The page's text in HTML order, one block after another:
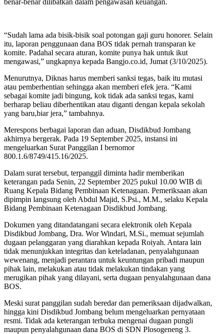
“Sudah lama ada bisik-bisik soal potongan gaji guru honorer. Selain
itu, laporan penggunaan dana BOS tidak pernah transparan ke
komite. Padahal secara aturan, komite punya hak untuk ikut
mengawasi,” ungkapnya kepada Bangjo.co.id, Jumat (3/10/2025).
Menurutnya, Diknas harus memberi sanksi tegas, baik itu mutasi
atau pemberhentian sehingga akan memberi efek jera. “Kami
sebagai komite jadi bingung, kok tidak ada sanksi tegas, kami
berharap beliau diberhentikan atau diganti dengan kepala sekolah
yang baru,biar jera,” tambahnya.
Merespons berbagai laporan dan aduan, Disdikbud Jombang
akhirnya bergerak. Pada 19 September 2025, instansi ini
mengeluarkan Surat Panggilan I bernomor
800.1.6/8749/415.16/2025.
Dalam surat tersebut, terpanggil diminta hadir memberikan
keterangan pada Senin, 22 September 2025 pukul 10.00 WIB di
Ruang Kepala Bidang Pembinaan Ketenagaan. Pemeriksaan akan
dipimpin langsung oleh Abdul Majid, S.Psi., M.M., selaku Kepala
Bidang Pembinaan Ketenagaan Disdikbud Jombang.
Dokumen yang ditandatangani secara elektronik oleh Kepala
Disdikbud Jombang, Dra. Wor Windari, M.Si., memuat sejumlah
dugaan pelanggaran yang diarahkan kepada Roiyah. Antara lain
tidak menunjukkan integritas dan keteladanan, penyalahgunaan
wewenang, menjadi perantara untuk keuntungan pribadi maupun
pihak lain, melakukan atau tidak melakukan tindakan yang
merugikan pihak yang dilayani, serta dugaan penyalahgunaan dana
BOS.
Meski surat panggilan sudah beredar dan pemeriksaan dijadwalkan,
hingga kini Disdikbud Jombang belum mengeluarkan pernyataan
resmi. Tidak ada keterangan terbuka mengenai dugaan pungli
maupun penyalahgunaan dana BOS di SDN Plosogeneng 3.